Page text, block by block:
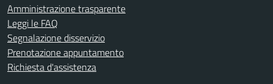
Amministrazione trasparente
Leggi le FAQ
Segnalazione disservizio
Prenotazione appuntamento
Richiesta d'assistenza